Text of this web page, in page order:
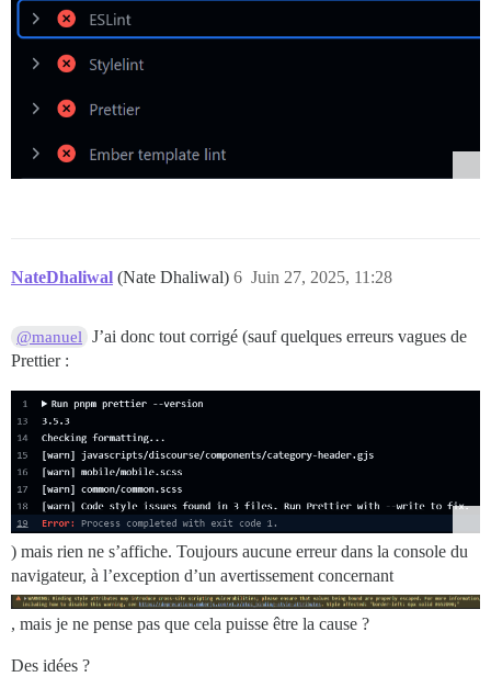
  get aboutTopicUrl() {
if (settings.show_read_more_link &&
      return settings.read_more_link_text;
    }
    {{#if this.showHeader}}
<div class="category-title-header category-
          <div class="category-title-name">
            {{#if this.ifParentProtected}}
            {{/if}}
            {{#if this.ifParentCategory}}
<a class="parent-box-link"
              </a>
            {{/if}}
            {{#if this.ifProtected}}
              {{icon this.lockIcon}}
            {{/if}}
            <h1>{{this.args.category.name}}</h1>
          </div>
          <div class="category-title-description">
            {{#if this.catDesc}}
              <div class="cooked">
                {{this.args.category.description}}
              </div>
          </div>
NateDhaliwal (Nate Dhaliwal) Juin 27, 2025, 11:28
6
@manuel
J’ai donc tout corrigé (sauf quelques erreurs vagues de
Prettier :
) mais rien ne s’affiche. Toujours aucune erreur dans la console du
navigateur, à l’exception d’un avertissement concernant
, mais je ne pense pas que cela puisse être la cause ?
Des idées ?